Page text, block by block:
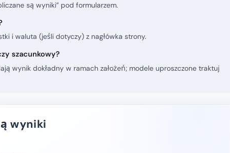
są wyniki” pod formularzem.
i waluta (jeśli dotyczy) z nagłówka strony.
szacunkowy?
wynik dokładny w ramach założeń; modele uproszczone traktuj
wyniki